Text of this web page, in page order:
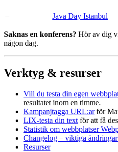
– Java Day Istanbul
Saknas en konferens? Hör av dig
någon dag.
Verktyg & resurser
Vill du testa din egen
resultatet inom en timme.
Kampanjtagga URL:arför
LIX-testa din text för att få
Statistik om webbplatser
Changelog – viktiga
Resurser